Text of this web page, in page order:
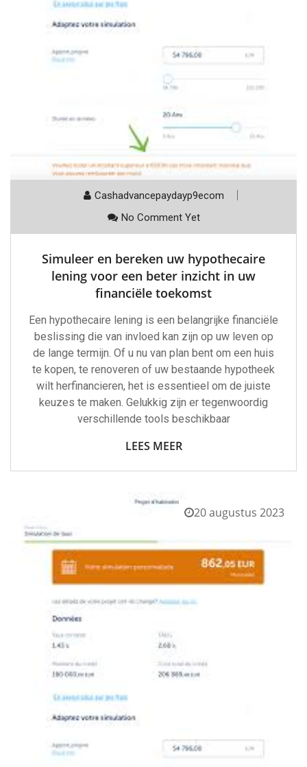
Cashadvancepaydayp9ecom
No Comment Yet
Simuleer en bereken uw hypothecaire
lening voor een beter inzicht in uw
financiële toekomst
Een hypothecaire lening is een belangrijke financiële
beslissing die van invloed kan zijn op uw leven op
de lange termijn. Of u nu van plan bent om een huis
te kopen, te renoveren of uw bestaande hypotheek
wilt herfinancieren, het is essentieel om de juiste
keuzes te maken. Gelukkig zijn er tegenwoordig
verschillende tools beschikbaar
LEES MEER
20 augustus 2023